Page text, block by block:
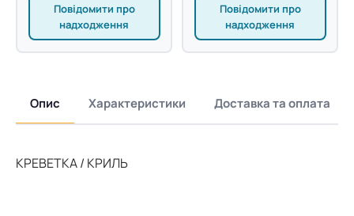
Повідомити про
надходження
Повідомити про
надходження
Опис Характеристики Доставка та оплата
КРЕВЕТКА / КРИЛЬ